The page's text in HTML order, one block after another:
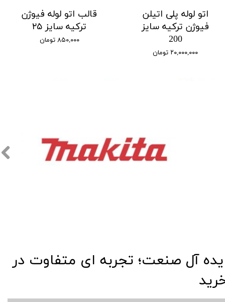
اتو لوله پلی اتیلن
فیوژن ترکیه سایز
200
۲۰,۰۰۰,۰۰۰ تومان
قالب اتو لوله فیوژن
ترکیه سایز ۲۵
۸۵۰,۰۰۰ تومان
آل صنعت؛ تجربه ای متفاوت در